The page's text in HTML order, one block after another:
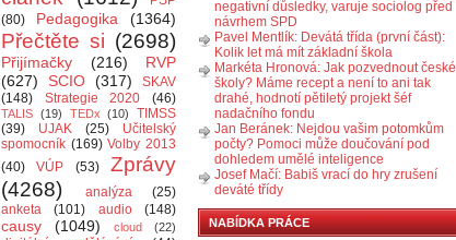
(80)
Pedagogika (1364)
Přečtěte si (2698)
Přijímačky (216)
RVP
(627)
SCIO (317)
SKAV
(148)
Strategie 2020 (46)
TALIS (19) TEDx (10)
TIMSS
(39)
UJAK (25)
Učitelský
spomocník (169) Volby 2013
(40)
VÚP (53)
Zprávy
(4268)
analýza
(25)
anketa
(101) audio (148)
causy (1049) cloud (22)
negativní důsledky, varuje sociolog před
návrhem SPD
Pavel Mentlík: Devátá třída (první část):
Kolik let má mít základní škola
Markéta Hronová: Jak pozvednout české
školy? Máme recept a není to ani tak
drahé, hodnotí pětiletý projekt šéf
nadačního fondu
Jan Beránek: Nejdou vašim potomkům
počty? Pomoci může doučování pod
dohledem umělé inteligence
Josef Mačí: Babiš vrací do hry zrušení
deváté třídy
NABÍDKA PRÁCE